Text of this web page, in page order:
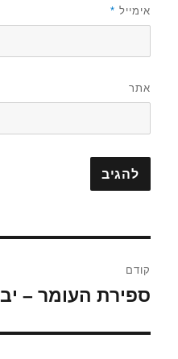
אימייל *
אתר
קודם
הפוסט
ספירת העומר – יב